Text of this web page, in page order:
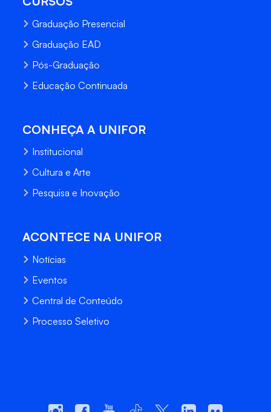
Graduação Presencial
Graduação EAD
Pós-Graduação
Educação Continuada
CONHEÇA A UNIFOR
Institucional
Cultura e Arte
Pesquisa e Inovação
ACONTECE NA UNIFOR
Notícias
Eventos
Central de Conteúdo
Processo Seletivo